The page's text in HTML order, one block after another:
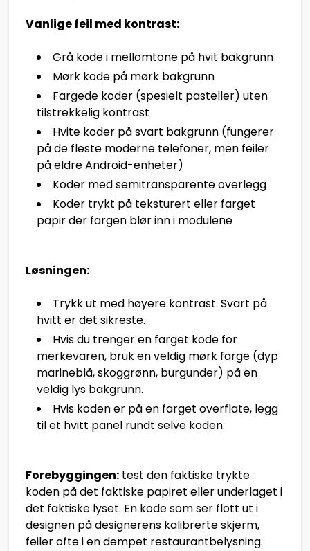
Vanlige feil med kontrast:
Grå kode i mellomtone på hvit bakgrunn
Mørk kode på mørk bakgrunn
Fargede koder (spesielt pasteller) uten
tilstrekkelig kontrast
Hvite koder på svart bakgrunn (fungerer
på de fleste moderne telefoner, men feiler
på eldre Android-enheter)
Koder med semitransparente overlegg
Koder trykt på teksturert eller farget
papir der fargen blør inn i modulene
Løsningen:
Trykk ut med høyere kontrast. Svart på
hvitt er det sikreste.
Hvis du trenger en farget kode for
merkevaren, bruk en veldig mørk farge (dyp
marineblå, skoggrønn, burgunder) på en
veldig lys bakgrunn.
Hvis koden er på en farget overflate, legg
til et hvitt panel rundt selve koden.
Forebyggingen: test den faktiske trykte
koden på det faktiske papiret eller underlaget i
det faktiske lyset. En kode som ser flott ut i
designen på designerens kalibrerte skjerm,
feiler ofte i en dempet restaurantbelysning.